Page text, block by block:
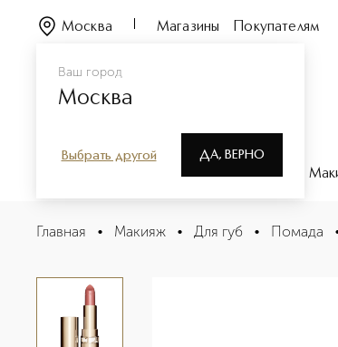
Ваш город
Москва
Выбрать другой ДА, ВЕРНО
Москва Магазины Покупателям
Парфюмерия
Joli Rouge Губная помада с атласным
Описание
Главная • Макияж • Для губ • Помада